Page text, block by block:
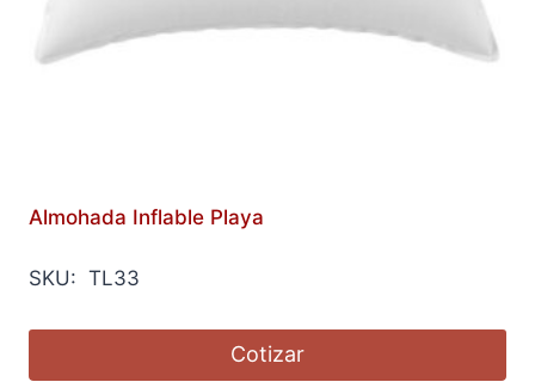
Almohada Inflable Playa
SKU: TL33
Cotizar